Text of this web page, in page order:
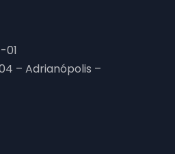
01
– Adrianópolis –